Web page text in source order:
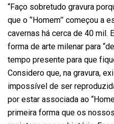
“Faço sobretudo gravura
que o ‘’Homem’’ começou
cavernas há cerca de 40 mil.
forma de arte milenar para
tempo presente para que
Considero que, na gravura,
impossível de ser
por estar associada ao
primeira forma que os